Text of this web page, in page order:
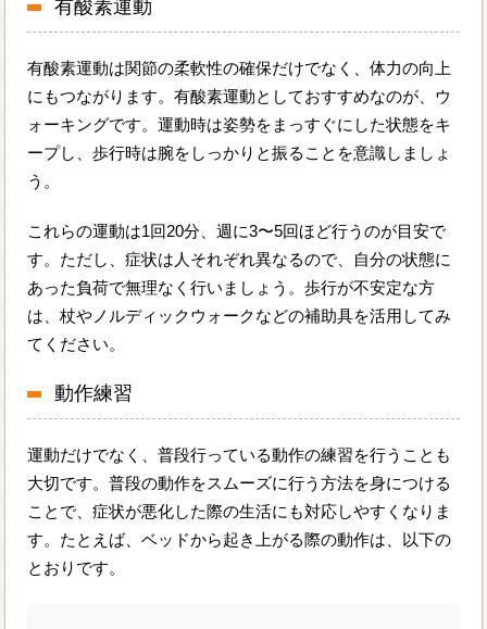
有酸素運動
有酸素運動は関節の柔軟性の確保だけでなく、体力の向上
にもつながります。有酸素運動としておすすめなのが、ウ
ォーキングです。運動時は姿勢をまっすぐにした状態をキ
ープし、歩行時は腕をしっかりと振ることを意識しましょ
う。
これらの運動は1回20分、週に3〜5回ほど行うのが目安で
す。ただし、症状は人それぞれ異なるので、自分の状態に
あった負荷で無理なく行いましょう。歩行が不安定な方
は、杖やノルディックウォークなどの補助具を活用してみ
てください。
動作練習
運動だけでなく、普段行っている動作の練習を行うことも
大切です。普段の動作をスムーズに行う方法を身につける
ことで、症状が悪化した際の生活にも対応しやすくなりま
す。たとえば、ベッドから起き上がる際の動作は、以下の
とおりです。